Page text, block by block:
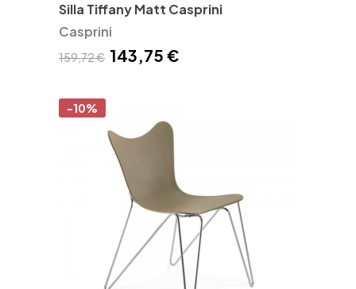
Silla Tiffany Matt Casprini
Casprini
159,72 € 143,75 €
-10%